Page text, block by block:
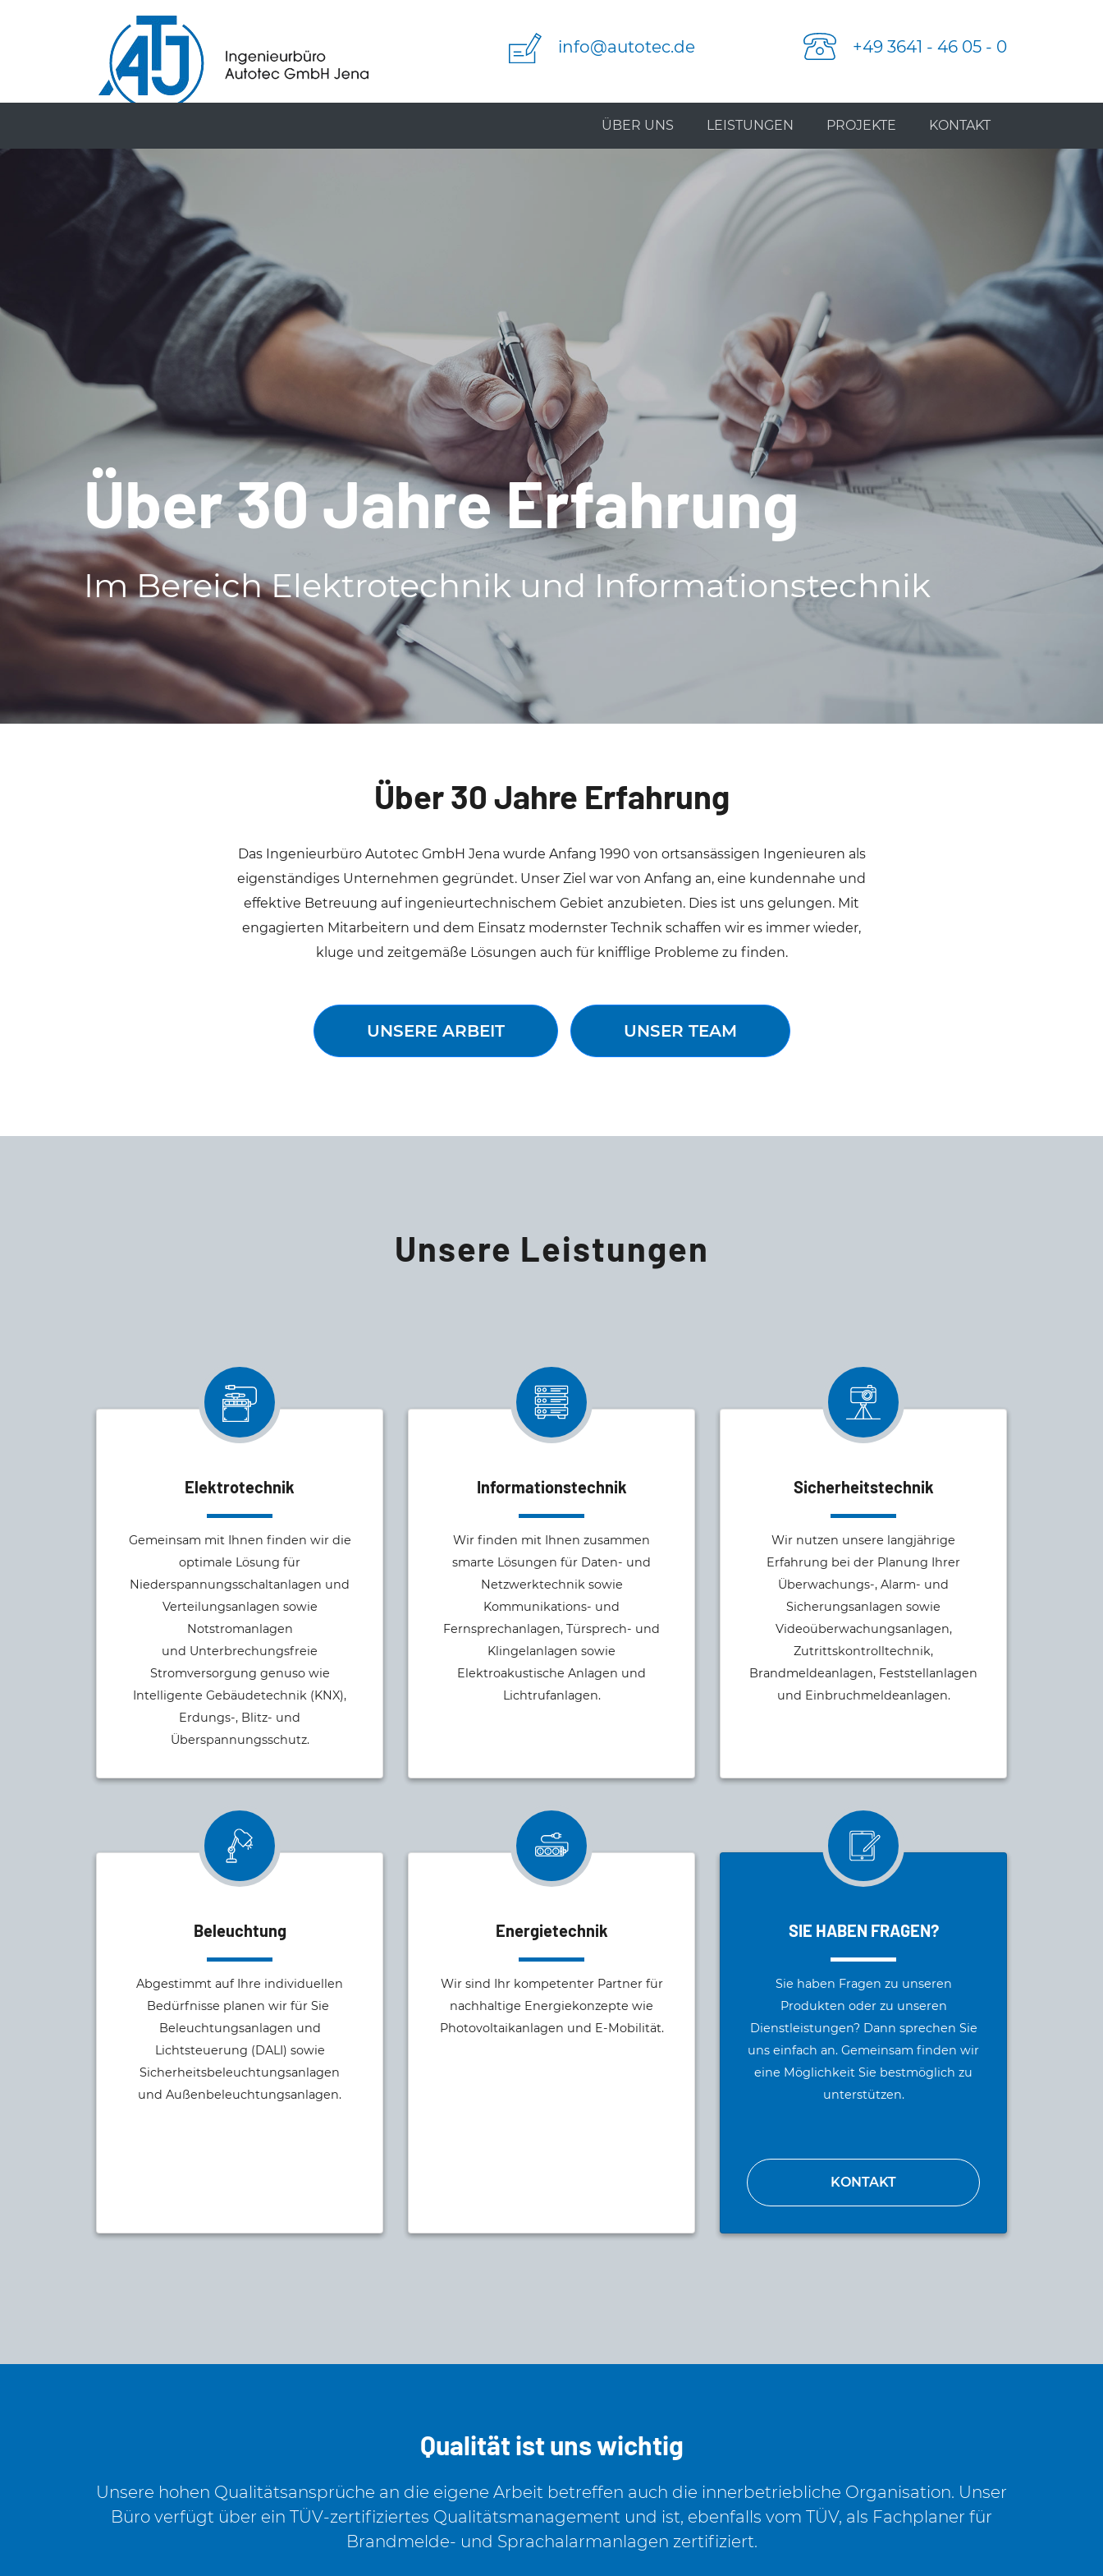
info@autotec.de +49 3641 - 46 05 - 0
ÜBER UNS LEISTUNGEN PROJEKTE KONTAKT
Über 30 Jahre Erfahrung
Im Bereich Elektrotechnik und Informationstechnik
Über 30 Jahre Erfahrung
Das Ingenieurbüro Autotec GmbH Jena wurde Anfang 1990 von ortsansässigen Ingenieuren als
eigenständiges Unternehmen gegründet. Unser Ziel war von Anfang an, eine kundennahe und
effektive Betreuung auf ingenieurtechnischem Gebiet anzubieten. Dies ist uns gelungen. Mit
engagierten Mitarbeitern und dem Einsatz modernster Technik schaffen wir es immer wieder,
kluge und zeitgemäße Lösungen auch für knifflige Probleme zu finden.
UNSERE ARBEIT UNSER TEAM
Unsere Leistungen
Elektrotechnik
Gemeinsam mit Ihnen finden wir die
optimale Lösung für
Niederspannungsschaltanlagen und
Verteilungsanlagen sowie
Notstromanlagen
und Unterbrechungsfreie
Stromversorgung genuso wie
Intelligente Gebäudetechnik (KNX),
Erdungs-, Blitz- und
Überspannungsschutz.
Informationstechnik
Wir finden mit Ihnen zusammen
smarte Lösungen für Daten- und
Netzwerktechnik sowie
Kommunikations- und
Fernsprechanlagen, Türsprech- und
Klingelanlagen sowie
Elektroakustische Anlagen und
Lichtrufanlagen.
Sicherheitstechnik
Wir nutzen unsere langjährige
Erfahrung bei der Planung Ihrer
Überwachungs-, Alarm- und
Sicherungsanlagen sowie
Videoüberwachungsanlagen,
Zutrittskontrolltechnik,
Brandmeldeanlagen, Feststellanlagen
und Einbruchmeldeanlagen.
Beleuchtung
Abgestimmt auf Ihre individuellen
Bedürfnisse planen wir für Sie
Beleuchtungsanlagen und
Lichtsteuerung (DALI) sowie
Sicherheitsbeleuchtungsanlagen
und Außenbeleuchtungsanlagen.
Energietechnik
Wir sind Ihr kompetenter Partner für
nachhaltige Energiekonzepte wie
Photovoltaikanlagen und E-Mobilität.
SIE HABEN FRAGEN?
Sie haben Fragen zu unseren
Produkten oder zu unseren
Dienstleistungen? Dann sprechen Sie
uns einfach an. Gemeinsam finden wir
eine Möglichkeit Sie bestmöglich zu
unterstützen.
KONTAKT
Qualität ist uns wichtig
Unsere hohen Qualitätsansprüche an die eigene Arbeit betreffen auch die innerbetriebliche Organisation. Unser
Büro verfügt über ein TÜV-zertifiziertes Qualitätsmanagement und ist, ebenfalls vom TÜV, als Fachplaner für
Brandmelde- und Sprachalarmanlagen zertifiziert.